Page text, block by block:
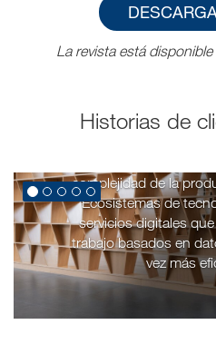
La revista está
Historias de
complejidad de la
Ecosistemas de
servicios digitales
trabajo basados en
vez más